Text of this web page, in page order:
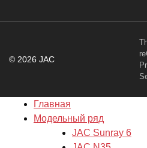
© 2026 JAC
Главная
Модельный ряд
JAC Sunray 6